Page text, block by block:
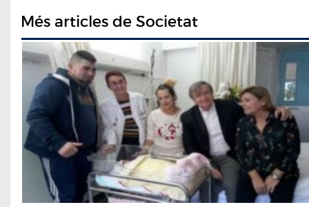
Més articles de Societat